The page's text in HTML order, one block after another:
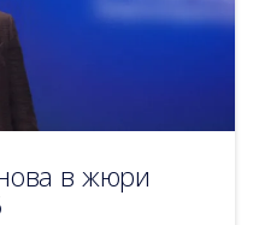
в жюри